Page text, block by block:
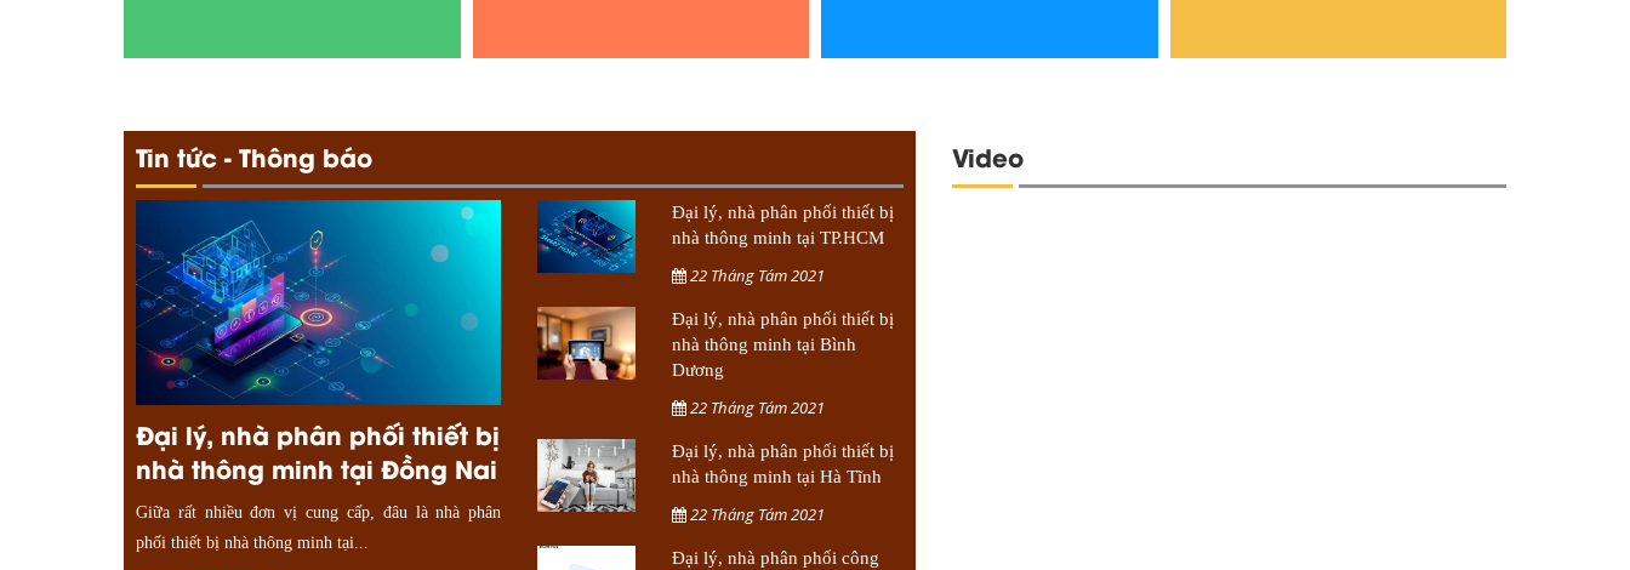
Tin tức - Thông báo
Đại lý, nhà phân phối thiết bị
nhà thông minh tại Đồng Nai
Giữa rất nhiều đơn vị cung cấp, đâu là nhà phân
phối thiết bị nhà thông minh tại...
Đại lý, nhà phân phối thiết bị
nhà thông minh tại TP.HCM
22 Tháng Tám 2021
Đại lý, nhà phân phối thiết bị
nhà thông minh tại Bình
Dương
22 Tháng Tám 2021
Đại lý, nhà phân phối thiết bị
nhà thông minh tại Hà Tĩnh
22 Tháng Tám 2021
Đại lý, nhà phân phối công
Video